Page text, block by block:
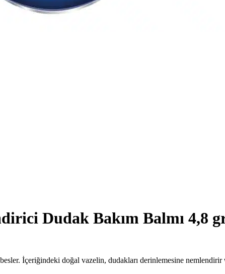
Dudak Bakım Balmı 4,8
İçeriğindeki doğal vazelin, dudakları derinlemesine